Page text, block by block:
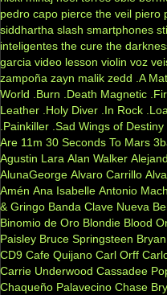
pedro capo pierce the veil piero
siddhartha slash smartphones
inteligentes the cure the
garcia video lesson violin voz
zampoña zayn malik zedd .A
World
.Burn .Death Magnetic
Leather .Holy Diver .In Rock
.Painkiller .Sad Wings of Destiny
Are 11m 30 Seconds To Mars
Agustin Lara Alan Walker
AlunaGeorge Alvaro Carrillo
Amén Ana Isabelle Antonio
& Gringo Banda Clave Nueva
Binomio de Oro Blondie Blood
Paisley Bruce Springsteen
CD9 Cafe Quijano Carl Orff
Carrie Underwood Cassadee
Chaqueño Palavecino Chase